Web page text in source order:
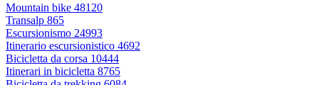
Mountain bike 48120
Transalp 865
Escursionismo 24993
Itinerario escursionistico 4692
Bicicletta da corsa 10444
Itinerari in bicicletta 8765